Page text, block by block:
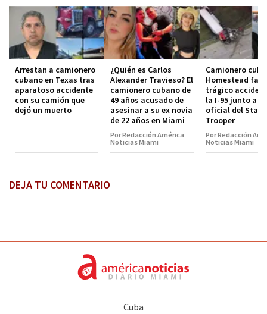
Arrestan a camionero
cubano en Texas tras
aparatoso accidente
con su camión que
dejó un muerto
¿Quién es Carlos
Alexander Travieso? El
camionero cubano de
49 años acusado de
asesinar a su ex novia
de 22 años en Miami
Por Redacción América
Noticias Miami
Camionero
Homestead
trágico
la I-95 junto a
oficial del State
Trooper
Por Redacción
Noticias Miami
DEJA TU COMENTARIO
Cuba